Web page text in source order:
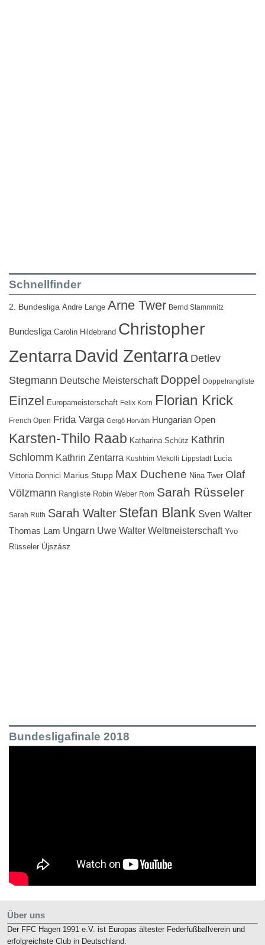
Schnellfinder
2. Bundesliga Andre Lange Arne Twer Bernd Stammnitz
Bundesliga Carolin Hildebrand Christopher
ZentarraDavid Zentarra Detlev
Stegmann Deutsche Meisterschaft Doppel Doppelrangliste
Einzel Europameisterschaft Felix Korn Florian Krick
French Open Frida Varga Gergő Horváth Hungarian Open
Karsten-Thilo Raab Katharina Schütz Kathrin
Schlomm Kathrin Zentarra Kushtrim Mekolli Lippstadt
Lucia
Vittoria Donnici Marius Stupp Max Duchene Nina Twer Olaf
Völzmann Rangliste Robin Weber Rom Sarah Rüsseler
Sarah Rüth Sarah Walter Stefan Blank Sven Walter
Thomas Lam Ungarn Uwe Walter Weltmeisterschaft Yvo
Rüsseler Újszász
Bundesligafinale 2018
Über uns
Der FFC Hagen 1991 e.V. ist Europas ältester Federfußballverein und
erfolgreichste Club in Deutschland.